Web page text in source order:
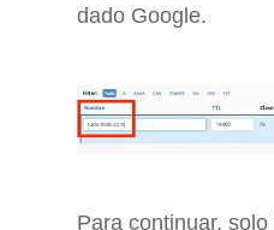
dado Google.
Para continuar,